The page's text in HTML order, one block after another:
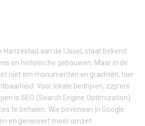
Hanzestad aan de IJssel, staat bekend
en historische gebouwen. Maar in de
niet om monumenten en grachten; hier
Voor lokale bedrijven, zzp’ers
is SEO (Search Engine Optimization)
te behalen. Wie bovenaan in Google
en genereert meer omzet.